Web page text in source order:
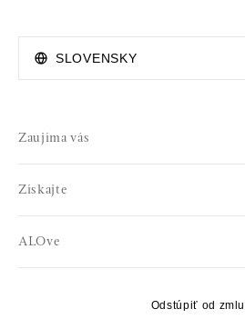
SLOVENSKY
Zaujíma vás
Získajte
ALOve
Odstúpiť od